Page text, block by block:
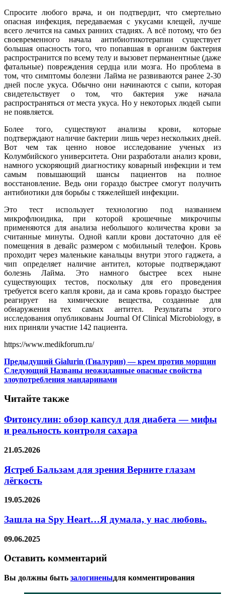
Спросите любого врача, и он подтвердит, что смертельно
опасная инфекция,передаваемая с укусами клещей, лучше
всего лечится на самых ранних стадиях. А всё потому, что без
своевременного начала антибиотикотерапии существует
большая опасность того, что попавшая в организм бактерия
распространится по всему телу и вызовет перманентные (даже
фатальные) повреждения сердца или мозга. Но проблема в
том, что симптомы болезни Лайма не развиваются ранее 2-30
дней после укуса. Обычно они начинаются с сыпи, которая
свидетельствует о том, что бактерия уже начала
распространяться от места укуса. Но у некоторых людей сыпи
не появляется.
Более того, существуют анализы крови, которые
подтверждают наличие бактерии лишь через нескольких дней.
Вот чем так ценно новое исследование ученых из
Колумбийского университета. Они разработали анализ крови,
намного ускоряющий диагностику коварный инфекции и тем
самым повышающий шансы пациентов на полное
восстановление. Ведь они гораздо быстрее смогут получить
антибиотики для борьбы с тяжелейшей инфекции.
Это тест использует технологию под названием
микрофлюидика, при которой крошечные микрочипы
применяются для анализа небольшого количества крови за
считанные минуты. Одной капли крови достаточно для её
помещения в девайс размером с мобильный телефон. Кровь
проходит через маленькие канальцы внутри этого гаджета, а
чип определяет наличие антител, которые подтверждают
болезнь Лайма. Это намного быстрее всех ныне
существующих тестов, поскольку для его проведения
требуется всего капля крови, да и сама кровь гораздо быстрее
реагирует на химические вещества, созданные для
обнаружения тех самых антител. Результаты этого
исследования опубликованы Journal Of Clinical Microbiology, в
них приняли участие 142 пациента.
https://www.medikforum.ru/
Предыдущий Gialurin (Гиалурин) — крем против морщин
Следующий Названы неожиданные опасные свойства
злоупотребления мандаринами
Читайте также
Фитонсулин: обзор капсул для диабета — мифы
и реальность контроля сахара
21.05.2026
Ястреб Бальзам для зрения Верните глазам
лёгкость
19.05.2026
Зашла на Spy Heart…Я думала, у нас любовь.
09.06.2025
Оставить комментарий
Вы должны быть залогиненыдля комментирования